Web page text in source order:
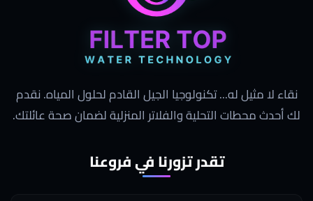
نقاء لا مثيل له... تكنولوجيا الجيل القادم لحلول المياه. نقدم
لك أحدث محطات التحلية والفلاتر المنزلية لضمان صحة عائلتك.
تقدر تزورنا في فروعنا